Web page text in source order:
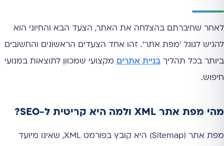
לאחר שחיברתם בהצלחה את האתר, הצעד הבא והחיוני הוא
להגיש לגוגל 'מפת אתר'. זהו אחד הצעדים הראשונים והחשובים
ביותר בכל תהליך בניית אתרים מקצועי שמכוון לתוצאות במנועי
חיפוש.
מהי מפת אתר XML ולמה היא קריטית ל-SEO?
מפת אתר (Sitemap) היא קובץ בפורמט XML, שאינו מיועד